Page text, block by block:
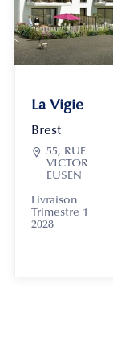
La Vigie
Brest
 55, RUE
VICTOR
EUSEN
Livraison
Trimestre 1
2028